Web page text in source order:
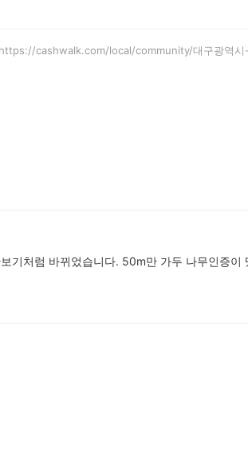
https://cashwalk.com/local/community/대구광역
기처럼 바뀌었습니다. 50m만 가두 나무인증